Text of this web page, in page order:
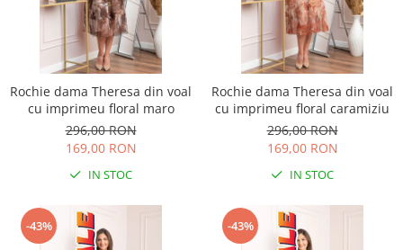
Rochie dama Theresa din voal
cu imprimeu floral maro
296,00 RON
169,00 RON
IN STOC
Rochie dama Theresa din voal
cu imprimeu floral caramiziu
296,00 RON
169,00 RON
IN STOC
-43% -43%